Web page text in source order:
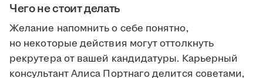
Чего не стоит делать
Желание напомнить о себе понятно,
но некоторые действия могут оттолкнуть
рекрутера от вашей кандидатуры. Карьерный
консультант Алиса Портнаго делится советами,